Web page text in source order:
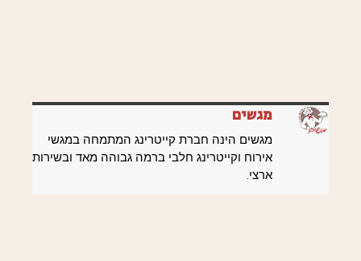
מגשים
מגשים הינה חברת קייטרינג המתמחה במגשי
אירוח וקייטרינג חלבי ברמה גבוהה מאד ובשירות
ארצי.